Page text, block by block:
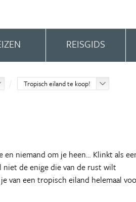
REISGIDS
Tropisch eiland te koop!
en niemand om je heen… Klinkt als
de enige die van de rust wilt
van een tropisch eiland helemaal